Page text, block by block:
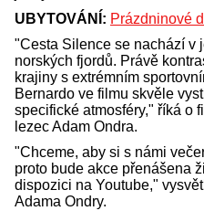
UBYTOVÁNÍ: Prázdninové
"Cesta Silence se nachází v
norských fjordů. Právě
krajiny s extrémním
Bernardo ve filmu skvěle
specifické atmosféry," říká o
lezec Adam Ondra.
"Chceme, aby si s námi
proto bude akce přenášena
dispozici na Youtube,"
Adama Ondry.